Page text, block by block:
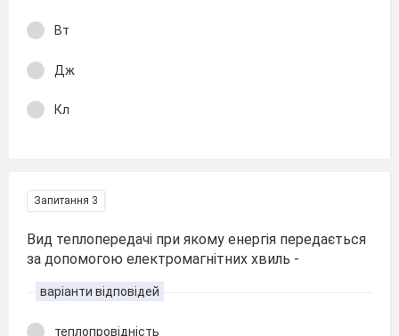
Вт
Дж
Кл
Запитання 3
Вид теплопередачі при якому енергія передається
за допомогою електромагнітних хвиль -
варіанти відповідей
теплопровідність